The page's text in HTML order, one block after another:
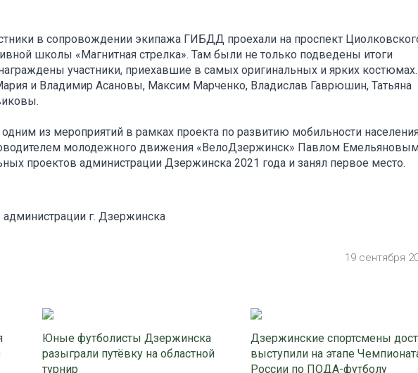
в сопровождении экипажа ГИБДД проехали на проспект
школы «Магнитная стрелка». Там были не только подведены итоги
участники, приехавшие в самых оригинальных и ярких
и Владимир Асановы, Максим Марченко, Владислав Гаврюшин, Татьяна
из мероприятий в рамках проекта по развитию мобильности
молодежного движения «ВелоДзержинск» Павлом
проектов администрации Дзержинска 2021 года и занял первое место.
г. Дзержинска
19 сентября
Юные футболисты Дзержинска
разыграли путёвку на областной
турнир
Дзержинские спортсмены
выступили на этапе
России по ПОДА-футболу